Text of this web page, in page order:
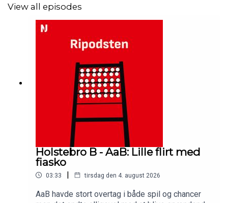
View all episodes
Holstebro B - AaB: Lille flirt med
fiasko
03:33 | tirsdag den 4. august 2026
AaB havde stort overtag i både spil og chancer